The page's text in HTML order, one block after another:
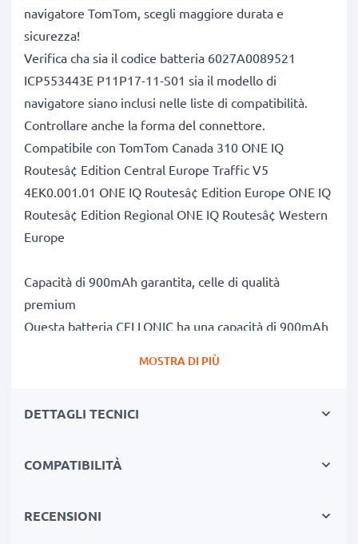
navigatore TomTom, scegli maggiore durata e
sicurezza!
Verifica cha sia il codice batteria 6027A0089521
ICP553443E P11P17-11-S01 sia il modello di
navigatore siano inclusi nelle liste di compatibilità.
Controllare anche la forma del connettore.
Compatibile con TomTom Canada 310 ONE IQ
Routesâ¢ Edition Central Europe Traffic V5
4EK0.001.01 ONE IQ Routesâ¢ Edition Europe ONE IQ
Routesâ¢ Edition Regional ONE IQ Routesâ¢ Western
Europe
Capacità di 900mAh garantita, celle di qualità
premium
Questa batteria CELLONIC ha una capacità di 900mAh
fatti risulta non vero. La nostra batteria, compatible e
proprio come pubblicizzato.
MOSTRA DI PIÙ
DETTAGLI TECNICI
COMPATIBILITÀ
RECENSIONI